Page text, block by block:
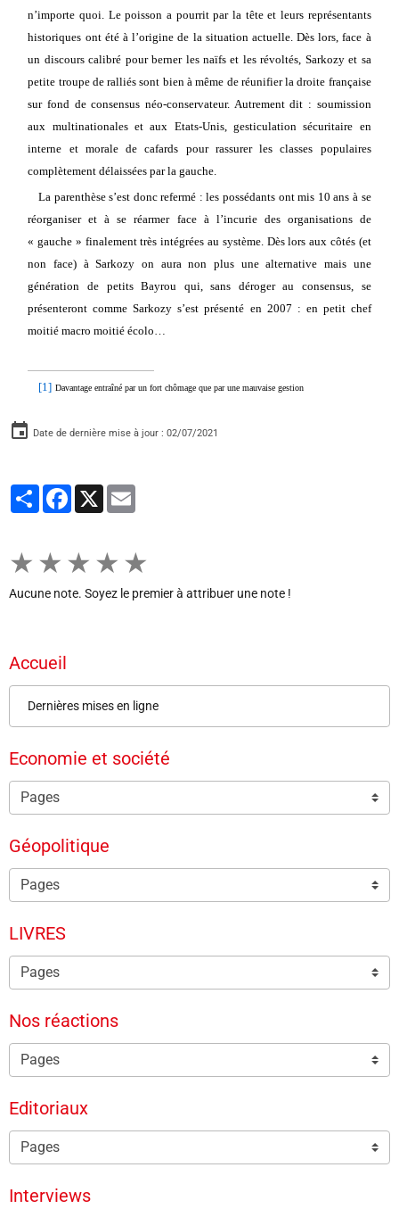
n’importe quoi. Le poisson a pourrit par la tête et leurs représentants
historiques ont été à l’origine de la situation actuelle. Dès lors, face à
un discours calibré pour berner les naïfs et les révoltés, Sarkozy et sa
petite troupe de ralliés sont bien à même de réunifier la droite française
sur fond de consensus néo-conservateur. Autrement dit : soumission
aux multinationales et aux Etats-Unis, gesticulation sécuritaire en
interne et morale de cafards pour rassurer les classes populaires
complètement délaissées par la gauche.
La parenthèse s’est donc refermé : les possédants ont mis 10 ans à se
réorganiser et à se réarmer face à l’incurie des organisations de
« gauche » finalement très intégrées au système. Dès lors aux côtés (et
non face) à Sarkozy on aura non plus une alternative mais une
génération de petits Bayrou qui, sans déroger au consensus, se
présenteront comme Sarkozy s’est présenté en 2007 : en petit chef
moitié macro moitié écolo…
[1] Davantage entraîné par un fort chômage que par une mauvaise gestion
Date de dernière mise à jour : 02/07/2021
PartagerFacebook
X
★ ★ ★ ★ ★
Aucune note. Soyez le premier à attribuer une note !
Accueil
Dernières mises en ligne
Economie et société
Géopolitique
LIVRES
Nos réactions
Editoriaux
Interviews